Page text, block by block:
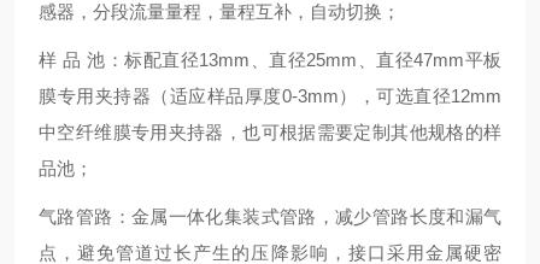
感器，分段流量量程，量程互补，自动切换；
样 品 池：标配直径13mm 、直径25mm 、直径47mm平板
膜专用夹持器（适应样品厚度0-3mm），可选直径12mm
中空纤维膜专用夹持器，也可根据需要定制其他规格的样
品池；
气路管路：金属一体化集装式管路，减少管路长度和漏气
点，避免管道过长产生的压降影响，接口采用金属硬密